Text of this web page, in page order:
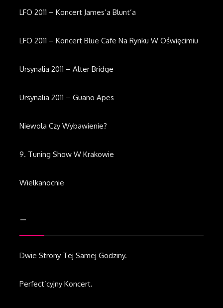
LFO 2011 – Koncert James’a Blunt’a
LFO 2011 – Koncert Blue Cafe Na Rynku W Oświęcimiu
Ursynalia 2011 – Alter Bridge
Ursynalia 2011 – Guano Apes
Niewola Czy Wybawienie?
9. Tuning Show W Krakowie
Wielkanocnie
–
Dwie Strony Tej Samej Godziny.
Perfect’cyjny Koncert.